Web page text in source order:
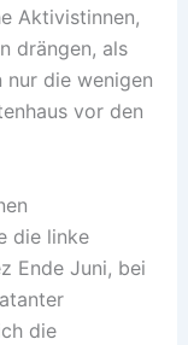
Aktivistinnen,
drängen, als
nur die wenigen
vor den
die linke
Ende Juni, bei
die